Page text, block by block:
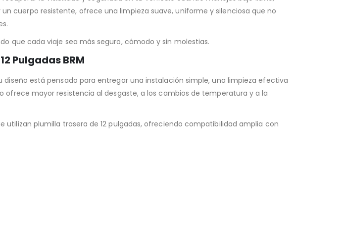
cuerpo resistente, ofrece una limpieza suave, uniforme y silenciosa que no
que cada viaje sea más seguro, cómodo y sin molestias.
Pulgadas BRM
está pensado para entregar una instalación simple, una limpieza efectiva
mayor resistencia al desgaste, a los cambios de temperatura y a la
plumilla trasera de 12 pulgadas, ofreciendo compatibilidad amplia con